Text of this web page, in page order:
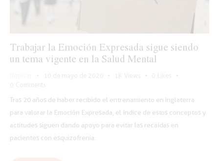
Trabajar la Emoción Expresada sigue siendo
un tema vigente en la Salud Mental
10 de mayo de 2020 1K Views
Likes
Comments
Tras 20 años de haber recibido el entrenamiento en Inglaterra
para valorar la Emoción Expresada, el índice de estos conceptos y
actitudes siguen dando apoyo para evitar las recaídas en
pacientes con esquizofrenia.